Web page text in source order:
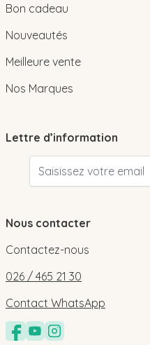
Bon cadeau
Nouveautés
Meilleure vente
Nos Marques
Lettre d’information
Nous contacter
Contactez-nous
026 / 465 21 30
Contact WhatsApp